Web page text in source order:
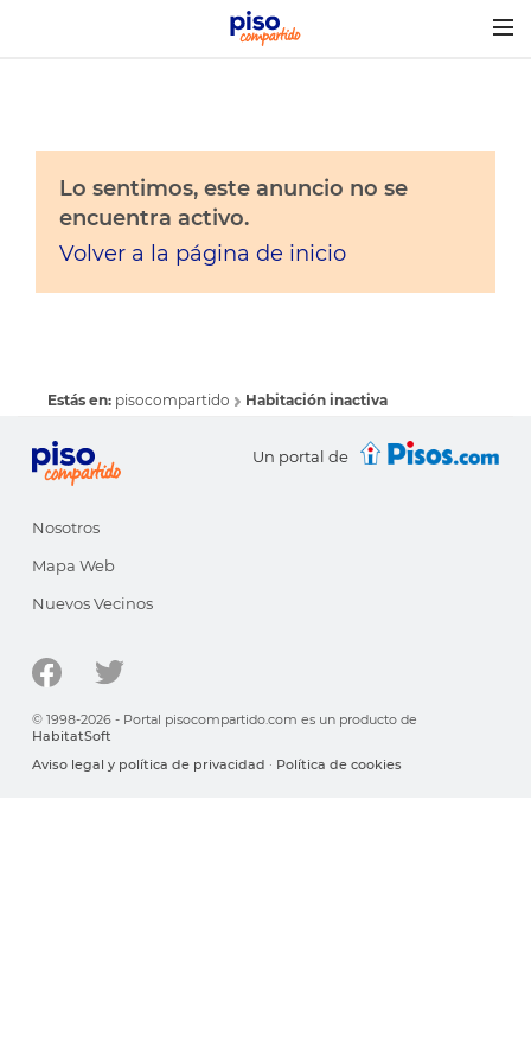
Lo sentimos, este anuncio no se
encuentra activo.
Volver a la página de inicio
Estás en: pisocompartido Habitación inactiva
Un portal de
Nosotros
Mapa Web
Nuevos Vecinos
© 1998-2026 - Portal pisocompartido.com es un producto de
HabitatSoft
Aviso legal y política de privacidad · Política de cookies